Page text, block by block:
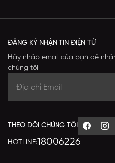
ĐĂNG KÝ NHẬN TIN ĐIỆN TỬ
Hãy nhập email của bạn để
chúng tôi
THEO DÕI CHÚNG TÔI
HOTLINE:18006226